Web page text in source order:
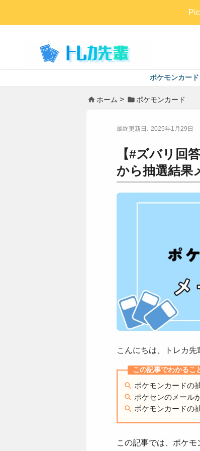
ポケモンカード
ホーム ポケモンカード
2025年1月29日
【#ズバリ回
から抽選結果
こんにちは、トレカ先
ポケモンカードの
ポケセンのメール
ポケモンカードの
この記事では、ポケ